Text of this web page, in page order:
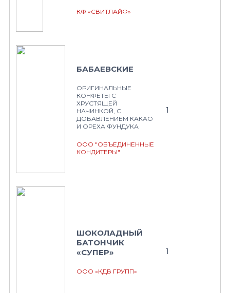
КФ «СВИТЛАЙФ»
БАБАЕВСКИЕ
ОРИГИНАЛЬНЫЕ
КОНФЕТЫ С
ХРУСТЯЩЕЙ
НАЧИНКОЙ, С
ДОБАВЛЕНИЕМ КАКАО
И ОРЕХА ФУНДУКА
ООО "ОБЪЕДИНЕННЫЕ
КОНДИТЕРЫ"
1
ШОКОЛАДНЫЙ
БАТОНЧИК
«СУПЕР»
ООО «КДВ ГРУПП»
1